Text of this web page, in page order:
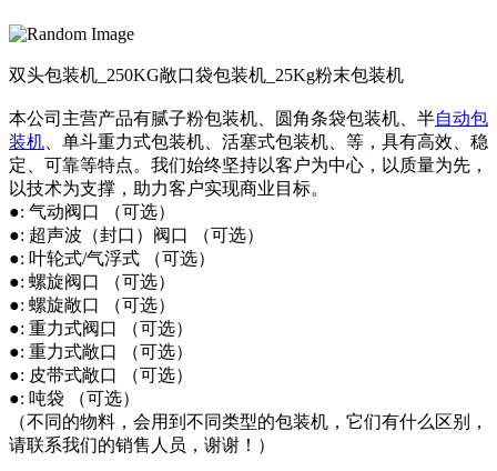
双头 包装机 _250KG敞口袋 包装机 _25Kg粉末 包装机
本公司主营产品有腻子粉包装机、圆角条袋包装机、半自动包
装机 、单斗重力式包装机、活塞式包装机、等，具有高效、稳
定、可靠等特点。我们始终坚持以客户为中心，以质量为先，
以技术为支撑，助力客户实现商业目标。
●: 气动阀口 （可选）
●: 超声波（封口）阀口 （可选）
●: 叶轮式/气浮式 （可选）
●: 螺旋阀口 （可选）
●: 螺旋敞口 （可选）
●: 重力式阀口 （可选）
●: 重力式敞口 （可选）
●: 皮带式敞口 （可选）
●: 吨袋 （可选）
（不同的物料，会用到不同类型的包装机，它们有什么区别，
请联系我们的销售人员，谢谢！）